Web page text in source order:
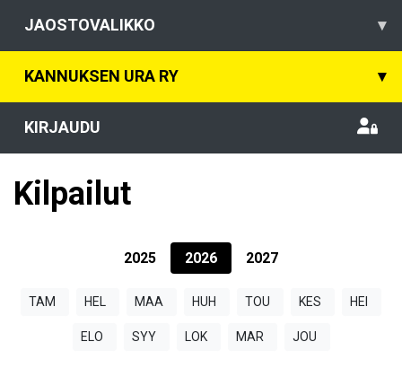
JAOSTOVALIKKO ▾
KANNUKSEN URA RY ▾
KIRJAUDU
Kilpailut
2025 2026 2027
TAM HEL MAA HUH TOU KES HEI
ELO SYY LOK MAR JOU